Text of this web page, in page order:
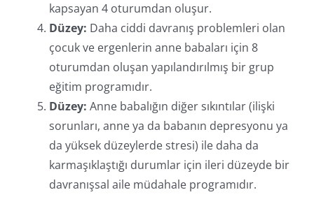
kapsayan 4 oturumdan oluşur.
Düzey: Daha ciddi davranış problemleri olan
çocuk ve ergenlerin anne babaları için 8
oturumdan oluşan yapılandırılmış bir grup
eğitim programıdır.
Düzey: Anne babalığın diğer sıkıntılar (ilişki
sorunları, anne ya da babanın depresyonu ya
da yüksek düzeylerde stresi) ile daha da
karmaşıklaştığı durumlar için ileri düzeyde bir
davranışsal aile müdahale programıdır.